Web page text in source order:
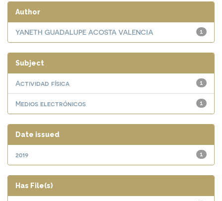
Author
1
YANETH GUADALUPE ACOSTA VALENCIA
Subject
1
Actividad física
1
Medios electrónicos
Date issued
1
2019
Has File(s)